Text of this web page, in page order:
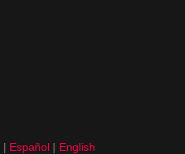
Español English